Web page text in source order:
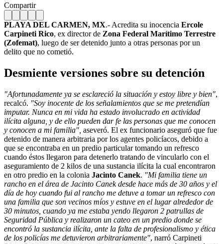
Compartir
PLAYA DEL CARMEN, MX.- Acredita su inocencia Ercole
Carpineti Rico, ex director de Zona Federal Marítimo Terrestre
(Zofemat), luego de ser detenido junto a otras personas por un
delito que no cometió.
Desmiente versiones sobre su detención
"Afortunadamente ya se esclareció la situación y estoy libre y bien",
recalcó. "Soy inocente de los señalamientos que se me pretendían
imputar. Nunca en mi vida ha estado involucrado en actividad
ilícita alguna, y de ello pueden dar fe las personas que me conocen
y conocen a mi familia", aseveró. El ex funcionario aseguró que fue
detenido de manera arbitraria por los agentes policíacos, debido a
que se encontraba en un predio particular tomando un refresco
cuando éstos llegaron para detenerlo tratando de vincularlo con el
aseguramiento de 2 kilos de una sustancia ilícita la cual encontraron
en otro predio en la colonia Jacinto Canek. "Mi familia tiene un
rancho en el área de Jacinto Canek desde hace más de 30 años y el
día de hoy cuando fui al rancho me detuve a tomar un refresco con
una familia que son vecinos míos y estuve en el lugar alrededor de
30 minutos, cuando ya me estaba yendo llegaron 2 patrullas de
Seguridad Pública y realizaron un cateo en un predio donde se
encontró la sustancia ilícita, ante la falta de profesionalismo y ética
de los policías me detuvieron arbitrariamente", narró Carpineti